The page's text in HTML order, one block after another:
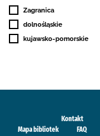
Zagranica
dolnośląskie
kujawsko-pomorskie
Kontakt
Mapa bibliotek
FAQ